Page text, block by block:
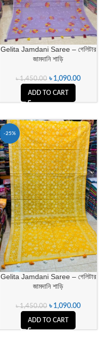
Gelita Jamdani Saree – গেলিটার
জামদানি শাড়ি
৳1,450.00 ৳ 1,090.00
ADD TO CART
-25%
Gelita Jamdani Saree – গেলিটার
জামদানি শাড়ি
৳1,450.00 ৳ 1,090.00
ADD TO CART